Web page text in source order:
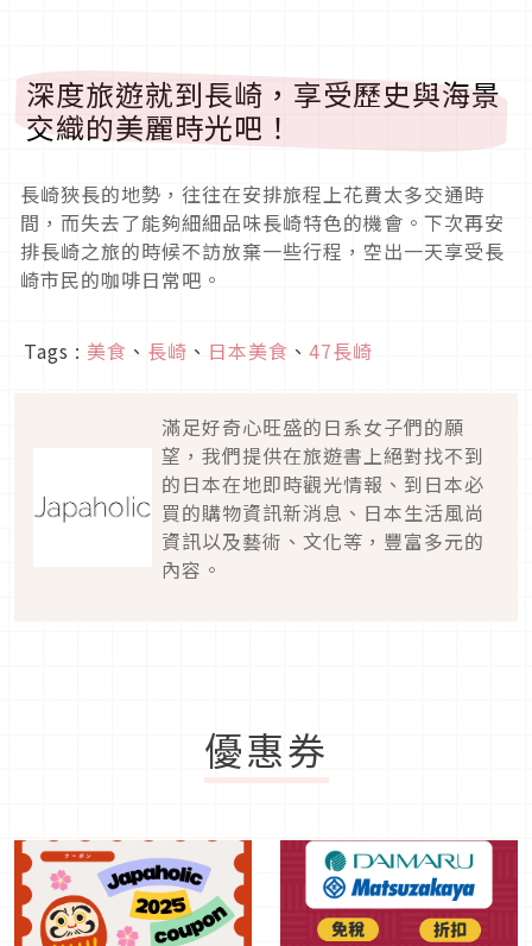
深度旅遊就到長崎，享受歷史與海景
交織的美麗時光吧！
長崎狹長的地勢，往往在安排旅程上花費太多交通時
間，而失去了能夠細細品味長崎特色的機會。下次再安
排長崎之旅的時候不訪放棄一些行程，空出一天享受長
崎市民的咖啡日常吧。
Tags : 美食 、 長崎 、 日本美食 、 47長崎
滿足好奇心旺盛的日系女子們的願
望，我們提供在旅遊書上絕對找不到
的日本在地即時觀光情報、到日本必
買的購物資訊新消息、日本生活風尚
資訊以及藝術、文化等，豐富多元的
內容。
優惠券